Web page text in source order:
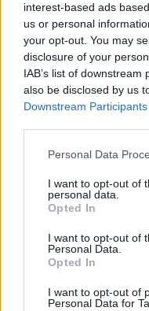
interest-based ads
us or personal
your opt-out. You may
disclosure of your
IAB’s list of
also be disclosed by us
Downstream Participants
Please note that this
not limited to your visit
grant or deny consent
use your data for below
consent section.
Personal Data
I want to opt-out of
personal data.
Opted In
I want to opt-out of
Personal Data.
Opted In
I want to opt-out of
Personal Data for
2023. december. 22. 09:29
Továbbra is erősen jelen
RÉSZLEGES
RENDELTEK EL A
2023. december. 21. 17:01
Az okokat nem
Két országos intézet és
magasabb vezetői
hogy betöltötték 65.
FÜSTBE MENT A
MAGÁNKÓRHÁZ
2023. július. 25. 14:01
A gazdasági helyzet